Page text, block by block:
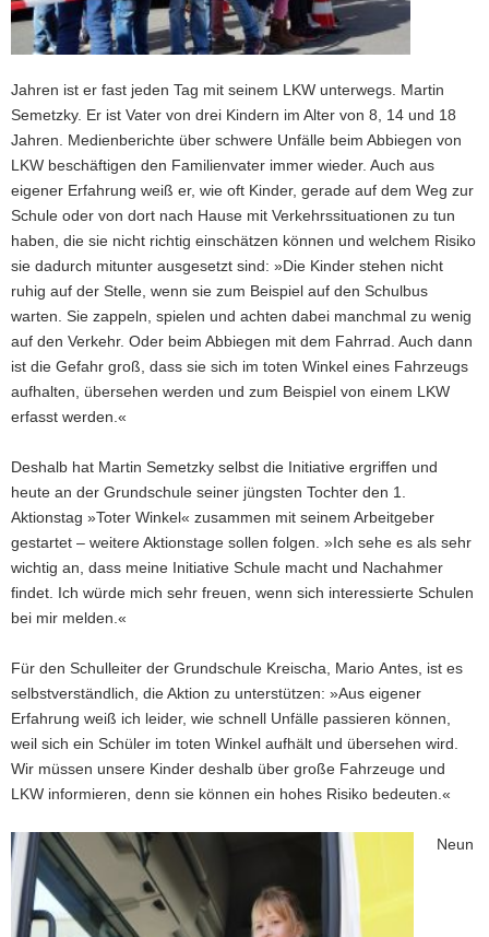
Jahren ist er fast jeden Tag mit seinem LKW unterwegs. Martin
Semetzky. Er ist Vater von drei Kindern im Alter von 8, 14 und 18
Jahren. Medienberichte über schwere Unfälle beim Abbiegen von
LKW beschäftigen den Familienvater immer wieder. Auch aus
eigener Erfahrung weiß er, wie oft Kinder, gerade auf dem Weg zur
Schule oder von dort nach Hause mit Verkehrssituationen zu tun
haben, die sie nicht richtig einschätzen können und welchem Risiko
sie dadurch mitunter ausgesetzt sind: »Die Kinder stehen nicht
ruhig auf der Stelle, wenn sie zum Beispiel auf den Schulbus
warten. Sie zappeln, spielen und achten dabei manchmal zu wenig
auf den Verkehr. Oder beim Abbiegen mit dem Fahrrad. Auch dann
ist die Gefahr groß, dass sie sich im toten Winkel eines Fahrzeugs
aufhalten, übersehen werden und zum Beispiel von einem LKW
erfasst werden.«
Deshalb hat Martin Semetzky selbst die Initiative ergriffen und
heute an der Grundschule seiner jüngsten Tochter den 1.
Aktionstag »Toter Winkel« zusammen mit seinem Arbeitgeber
gestartet – weitere Aktionstage sollen folgen. »Ich sehe es als sehr
wichtig an, dass meine Initiative Schule macht und Nachahmer
findet. Ich würde mich sehr freuen, wenn sich interessierte Schulen
bei mir melden.«
Für den Schulleiter der Grundschule Kreischa, Mario Antes, ist es
selbstverständlich, die Aktion zu unterstützen: »Aus eigener
Erfahrung weiß ich leider, wie schnell Unfälle passieren können,
weil sich ein Schüler im toten Winkel aufhält und übersehen wird.
Wir müssen unsere Kinder deshalb über große Fahrzeuge und
LKW informieren, denn sie können ein hohes Risiko bedeuten.«
Neun